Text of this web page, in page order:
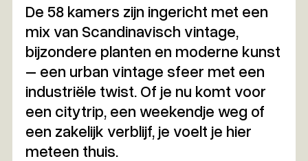
De 58 kamers zijn ingericht met een
mix van Scandinavisch vintage,
bijzondere planten en moderne kunst
– een urban vintage sfeer met een
industriële twist. Of je nu komt voor
een citytrip, een weekendje weg of
een zakelijk verblijf, je voelt je hier
meteen thuis.